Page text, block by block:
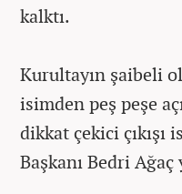
kalktı.
Kurultayın şaibeli
isimden peş peşe
dikkat çekici çıkışı
Başkanı Bedri Ağaç